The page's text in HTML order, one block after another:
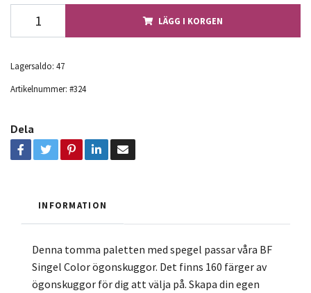
LÄGG I KORGEN
Lagersaldo: 47
Artikelnummer: #324
Dela
INFORMATION
Denna tomma paletten med spegel passar våra BF
Singel Color ögonskuggor. Det finns 160 färger av
ögonskuggor för dig att välja på. Skapa din egen